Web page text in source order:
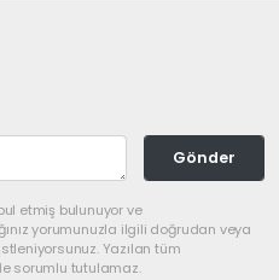
Gönder
etmiş bulunuyor ve
yorumunuzla ilgili doğrudan veya
Yazılan tüm
sorumlu tutulamaz.